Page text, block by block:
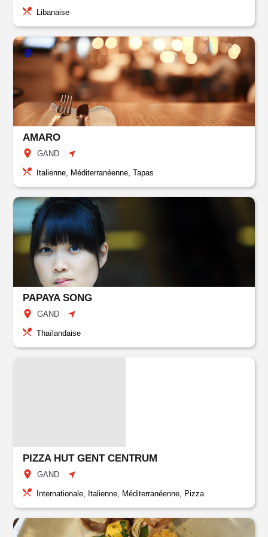
Libanaise
AMARO
GAND
Italienne, Méditerranéenne, Tapas
PAPAYA SONG
GAND
Thaïlandaise
PIZZA HUT GENT CENTRUM
GAND
Internationale, Italienne, Méditerranéenne, Pizza